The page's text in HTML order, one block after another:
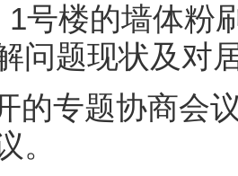
号楼的墙体粉
问题现状及对
的专题协商会
。